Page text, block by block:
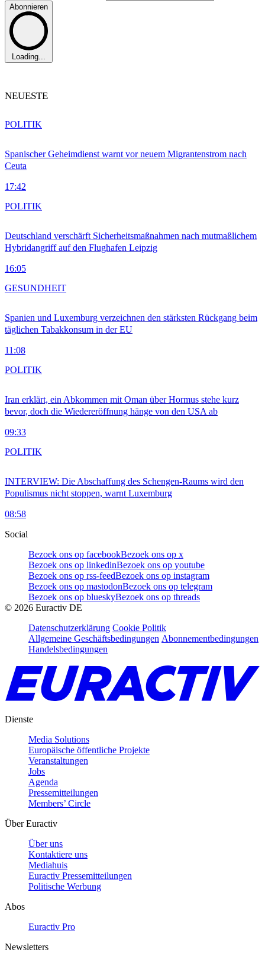
Abonnieren
Loading...
NEUESTE
Spanischer Geheimdienst warnt vor neuem Migrantenstrom nach
Ceuta
17:42
POLITIK
Deutschland verschärft Sicherheitsmaßnahmen nach mutmaßlichem
Hybridangriff auf den Flughafen Leipzig
16:05
POLITIK
Spanien und Luxemburg verzeichnen den stärksten Rückgang beim
täglichen Tabakkonsum in der EU
11:08
GESUNDHEIT
Iran erklärt, ein Abkommen mit Oman über Hormus stehe kurz
bevor, doch die Wiedereröffnung hänge von den USA ab
09:33
POLITIK
INTERVIEW: Die Abschaffung des Schengen-Raums wird den
Populismus nicht stoppen, warnt Luxemburg
08:58
POLITIK
Social
Bezoek ons op facebookBezoek ons op x
Bezoek ons op linkedinBezoek ons op youtube
Bezoek ons op rss-feedBezoek ons op instagram
Bezoek ons op mastodonBezoek ons op telegram
Bezoek ons op blueskyBezoek ons op threads
© 2026 Euractiv DE
Datenschutzerklärung Cookie Politik
Allgemeine Geschäftsbedingungen Abonnementbedingungen
Handelsbedingungen
Dienste
Media Solutions
Europäische öffentliche Projekte
Veranstaltungen
Jobs
Agenda
Pressemitteilungen
Members’ Circle
Über Euractiv
Über uns
Kontaktiere uns
Mediahuis
Euractiv Pressemitteilungen
Politische Werbung
Abos
Euractiv Pro
Newsletters